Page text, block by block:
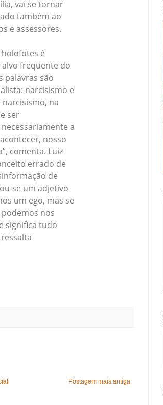
vai se tornar
também ao
e assessores.
é
frequente do
palavras são
narcisismo e
narcisismo, na
ser
a
nosso
comenta. Luiz
errado de
de
se um adjetivo
um ego, mas se
nos
significa tudo
Postagem mais antiga